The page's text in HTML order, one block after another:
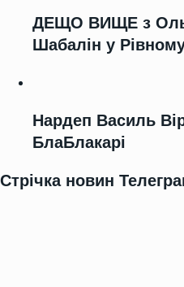
ДЕЩО ВИЩЕ з
Шабалін у
Нардеп Василь
БлаБлакарі
Стрічка новин